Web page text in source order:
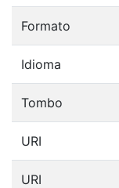
Formato
Idioma
Tombo
URI
URI